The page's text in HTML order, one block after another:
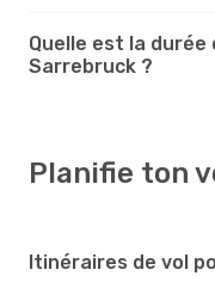
Quelle est la
Sarrebruck ?
Planifie ton
Itinéraires de vol